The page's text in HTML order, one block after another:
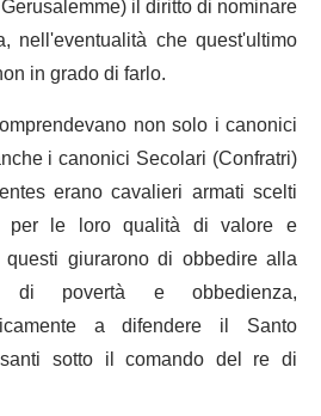
nell'eventualità che quest'ultimo
in grado di farlo.
non solo i canonici
i canonici Secolari (Confratri)
erano cavalieri armati scelti
per le loro qualità di valore e
giurarono di obbedire alla
di povertà e obbedienza,
a difendere il Santo
sotto il comando del re di